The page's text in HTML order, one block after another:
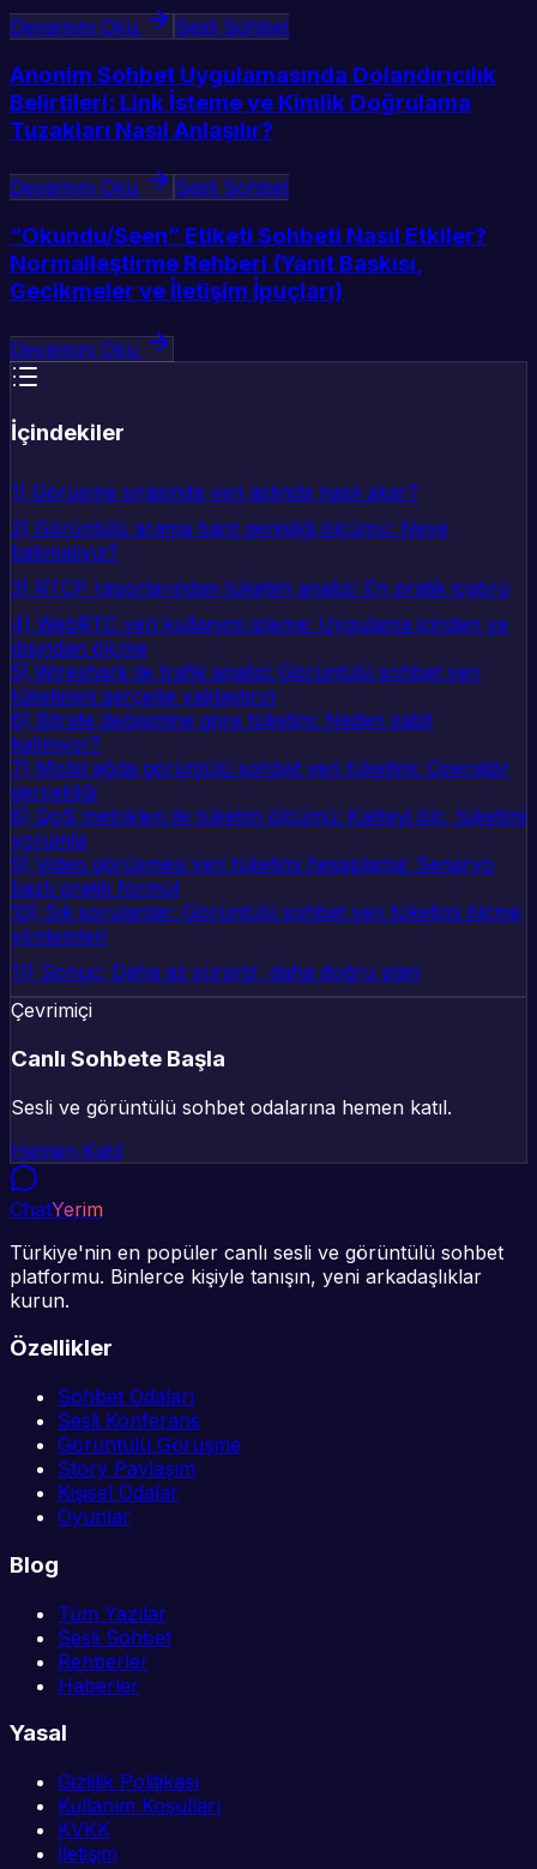
Devamını Oku Sesli Sohbet
Anonim Sohbet Uygulamasında Dolandırıcılık
Belirtileri: Link İsteme ve Kimlik Doğrulama
Tuzakları Nasıl Anlaşılır?
Devamını Oku Sesli Sohbet
“Okundu/Seen” Etiketi Sohbeti Nasıl Etkiler?
Normalleştirme Rehberi (Yanıt Baskısı,
Gecikmeler ve İletişim İpuçları)
Devamını Oku
İçindekiler
1) Görüşme sırasında veri aslında nasıl akar?
2) Görüntülü arama bant genişliği ölçümü: Neye
bakmalıyız?
3) RTCP raporlarından tüketim analizi: En pratik içgörü
4) WebRTC veri kullanımı izleme: Uygulama içinden ve
dışından ölçme
5) Wireshark ile trafik analizi: Görüntülü sohbet veri
tüketimini gerçeğe yaklaştırın
6) Bitrate değişimine göre tüketim: Neden sabit
kalmıyor?
7) Mobil ağda görüntülü sohbet veri tüketimi: Operatör
gerçekliği
8) QoS metrikleri ile tüketim ölçümü: Kaliteyi ölç, tüketimi
yorumla
9) Video görüşmesi veri tüketimi hesaplama: Senaryo
bazlı pratik formül
10) Sık sorulanlar: Görüntülü sohbet veri tüketimi ölçme
yöntemleri
11) Sonuç: Daha az sürpriz, daha doğru plan
Çevrimiçi
Canlı Sohbete Başla
Sesli ve görüntülü sohbet odalarına hemen katıl.
Hemen Katıl
ChatYerim
Türkiye'nin en popüler canlı sesli ve görüntülü sohbet
platformu. Binlerce kişiyle tanışın, yeni arkadaşlıklar
kurun.
Özellikler
Sohbet Odaları
Sesli Konferans
Görüntülü Görüşme
Story Paylaşım
Kişisel Odalar
Oyunlar
Blog
Tüm Yazılar
Sesli Sohbet
Rehberler
Haberler
Yasal
Gizlilik Politikası
Kullanım Koşulları
KVKK
İletişim